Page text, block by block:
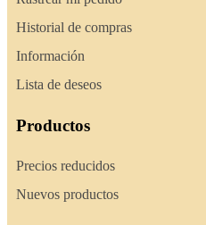
Historial de compras
Información
Lista de deseos
Productos
Precios reducidos
Nuevos productos